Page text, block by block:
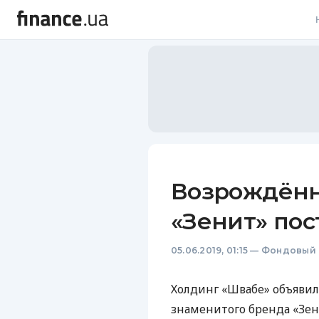
«Зенит»
05.06.2019, 01:15 — Фондовый
Холдинг «Швабе»
знаменитого бренда